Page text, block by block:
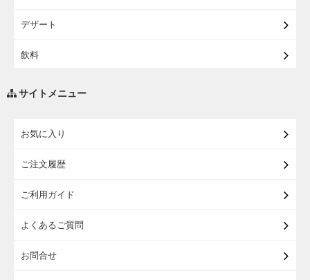
デザート
飲料
サイトメニュー
お気に入り
ご注文履歴
ご利用ガイド
よくあるご質問
お問合せ